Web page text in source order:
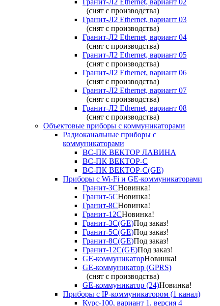
Гранит-Л2 Ethernet, вариант 02
(снят с производства)
Гранит-Л2 Ethernet, вариант 03
(снят с производства)
Гранит-Л2 Ethernet, вариант 04
(снят с производства)
Гранит-Л2 Ethernet, вариант 05
(снят с производства)
Гранит-Л2 Ethernet, вариант 06
(снят с производства)
Гранит-Л2 Ethernet, вариант 07
(снят с производства)
Гранит-Л2 Ethernet, вариант 08
(снят с производства)
Объектовые приборы с коммуникаторами
Радиоканальные приборы с
коммуникаторами
ВС-ПК ВЕКТОР ЛАВИНА
ВС-ПК ВЕКТОР-С
ВС-ПК ВЕКТОР-С(GE)
Приборы с Wi-Fi и GE-коммуникаторами
Гранит-3СНовинка!
Гранит-5СНовинка!
Гранит-8СНовинка!
Гранит-12СНовинка!
Гранит-3С(GE)Под заказ!
Гранит-5С(GE)Под заказ!
Гранит-8С(GE)Под заказ!
Гранит-12С(GE)Под заказ!
GE-коммуникаторНовинка!
GE-коммуникатор (GPRS)
(снят с производства)
GE-коммуникатор (24)Новинка!
Приборы с IP-коммуникатором (1 канал)
Курс-100, вариант 1, версия 4